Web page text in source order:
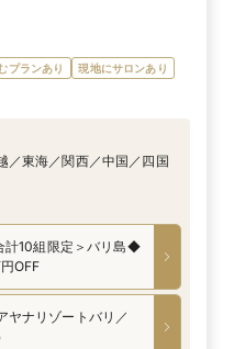
プランあり
現地にサロンあり
／東海／関西／中国／四国
計10組限定＞バリ島◆
OFF
ナリゾートバリ／